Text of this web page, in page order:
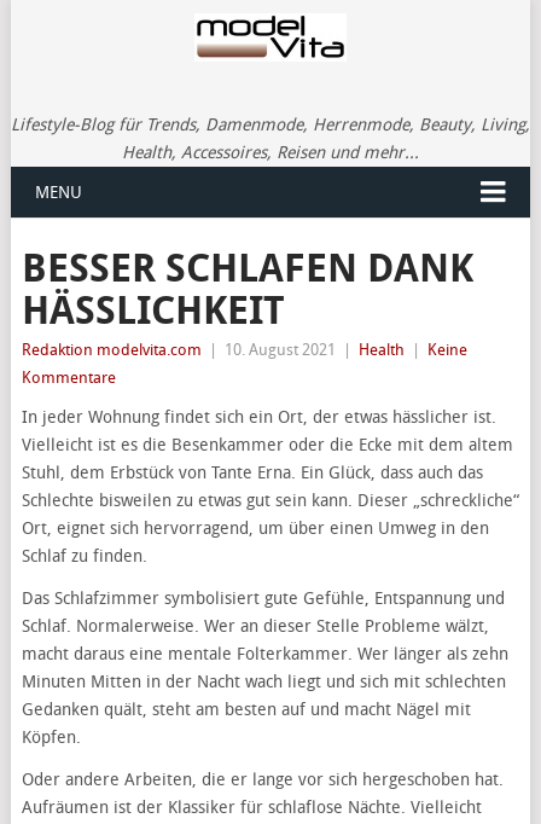
Lifestyle-Blog für Trends, Damenmode, Herrenmode, Beauty, Living,
Health, Accessoires, Reisen und mehr...
MENU
BESSER SCHLAFEN DANK
HÄSSLICHKEIT
Redaktion modelvita.com 10. August 2021 Health
Keine
Kommentare
In jeder Wohnung findet sich ein Ort, der etwas hässlicher ist.
Vielleicht ist es die Besenkammer oder die Ecke mit dem altem
Stuhl, dem Erbstück von Tante Erna. Ein Glück, dass auch das
Schlechte bisweilen zu etwas gut sein kann. Dieser „schreckliche“
Ort, eignet sich hervorragend, um über einen Umweg in den
Schlaf zu finden.
Das Schlafzimmer symbolisiert gute Gefühle, Entspannung und
Schlaf. Normalerweise. Wer an dieser Stelle Probleme wälzt,
macht daraus eine mentale Folterkammer. Wer länger als zehn
Minuten Mitten in der Nacht wach liegt und sich mit schlechten
Gedanken quält, steht am besten auf und macht Nägel mit
Köpfen.
Oder andere Arbeiten, die er lange vor sich hergeschoben hat.
Aufräumen ist der Klassiker für schlaflose Nächte. Vielleicht